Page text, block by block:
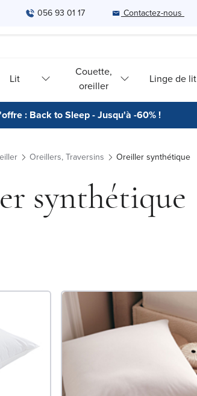
056 93 01 17 Contactez-nous
Lit
Couette,
oreiller
Linge de lit
: Back to Sleep - Jusqu'à -60% !
Oreillers, Traversins Oreiller synthétique
synthétique